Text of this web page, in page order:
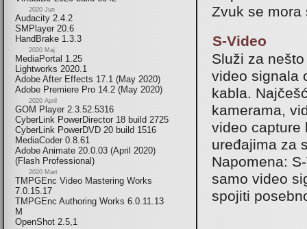
2020 Jun
Audacity 2.4.2
SMPlayer 20.6
HandBrake 1.3.3
2020 Maj
MediaPortal 1.25
Lightworks 2020.1
Adobe After Effects 17.1 (May 2020)
Adobe Premiere Pro 14.2 (May 2020)
2020 April
GOM Player 2.3.52.5316
CyberLink PowerDirector 18 build 2725
CyberLink PowerDVD 20 build 1516
MediaCoder 0.8.61
Adobe Animate 20.0.03 (April 2020)
(Flash Professional)
2020 Mart
TMPGEnc Video Mastering Works
7.0.15.17
TMPGEnc Authoring Works 6.0.11.13
M
OpenShot 2.5,1
Zvuk se mora
S-Video
Služi za
video signala
kabla.
kamerama,
video capture
uređajima za
Napomena:
samo video
spojiti